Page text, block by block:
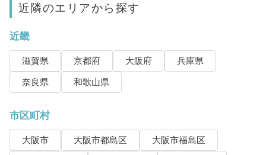
近隣のエリアから探す
近畿
滋賀県 京都府 大阪府
兵庫県
奈良県
和歌山県
市区町村
大阪市 大阪市都島区
大阪市福島区